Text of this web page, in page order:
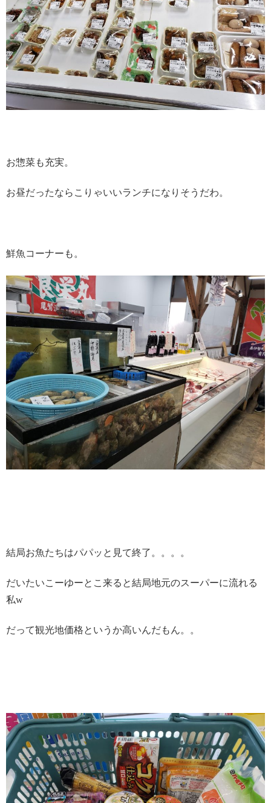
お惣菜も充実。
お昼だったならこりゃいいランチになりそうだわ。
鮮魚コーナーも。
結局お魚たちはパパッと見て終了。。。。
だいたいこーゆーとこ来ると結局地元のスーパーに流れる
私w
だって観光地価格というか高いんだもん。。